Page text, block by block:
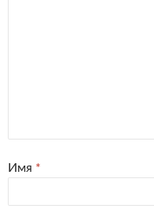
Имя *